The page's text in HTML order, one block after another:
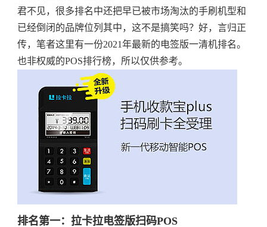
君不见，很多排名中还把早已被市场淘汰的手刷机型和
已经倒闭的品牌位列其中，这不是搞笑吗？好，言归正
传，笔者这里有一份2021年最新的电签版一清机排名。
也非权威的POS排行榜，所以仅供参考。
排名第一：拉卡拉电签版扫码POS